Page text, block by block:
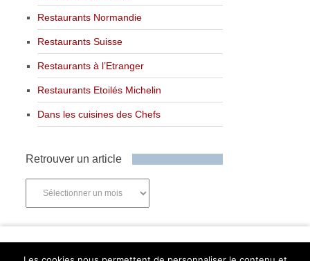
Restaurants Normandie
Restaurants Suisse
Restaurants à l’Etranger
Restaurants Etoilés Michelin
Dans les cuisines des Chefs
Retrouver un article